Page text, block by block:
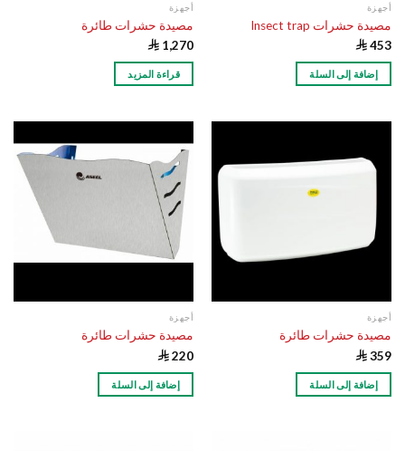
أجهزة
مصيدة حشرات Insect trap
 453
إضافة إلى السلة
أجهزة
مصيدة حشرات طائرة
 1,270
قراءة المزيد
أجهزة
مصيدة حشرات طائرة
 359
إضافة إلى السلة
أجهزة
مصيدة حشرات طائرة
 220
إضافة إلى السلة